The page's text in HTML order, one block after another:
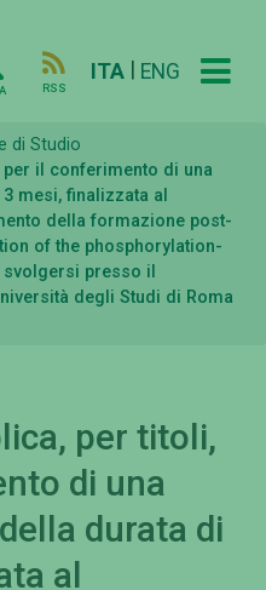
RSS
ITA ENG
di Studio
il conferimento di una
mesi, finalizzata al
della formazione post-
of the phosphorylation-
presso il
degli Studi di Roma
per titoli,
di una
durata di
al